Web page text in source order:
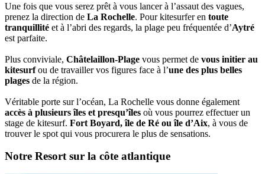
Une fois que vous serez prêt à vous lancer à l’assaut des vagues,
prenez la direction de La Rochelle. Pour kitesurfer en toute
tranquillité et à l’abri des regards, la plage peu fréquentée d’Aytré
est parfaite.
Plus conviviale, Châtelaillon-Plage vous permet de vous initier au
kitesurfou de travailler vos figures face à l’une des plus belles
plages de la région.
Véritable porte sur l’océan, La Rochelle vous donne également
accès à plusieurs îles et presqu’îles où vous pourrez effectuer un
stage de kitesurf. Fort Boyard, île de Ré ou île d’Aix, à vous de
trouver le spot qui vous procurera le plus de sensations.
Notre Resort sur la côte atlantique